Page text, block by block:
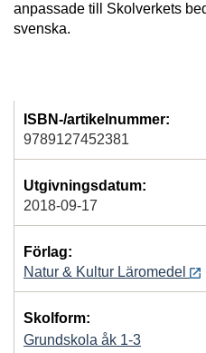
anpassade till Skolverkets
svenska.
ISBN-/artikelnummer:
9789127452381
Utgivningsdatum:
2018-09-17
Förlag:
Natur & Kultur Läromedel
Skolform:
Grundskola åk 1-3